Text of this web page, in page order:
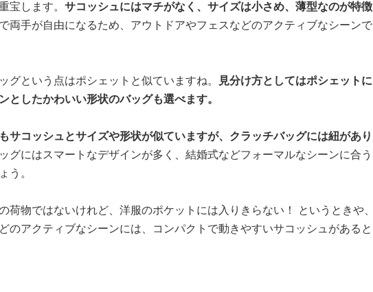
宝します。 サコッシュにはマチがなく、サイズは小さめ、薄型なのが特徴
両手が自由になるため、アウトドアやフェスなどのアクティブなシーンで
グという点はポシェットと似ていますね。
見分け方としてはポシェットに
としたかわいい形状のバッグも選べます。
サコッシュとサイズや形状が似ていますが、クラッチバッグには紐があり
グにはスマートなデザインが多く、結婚式などフォーマルなシーンに合う
う。
荷物ではないけれど、洋服のポケットには入りきらない！ というときや、
のアクティブなシーンには、コンパクトで動きやすいサコッシュがあると